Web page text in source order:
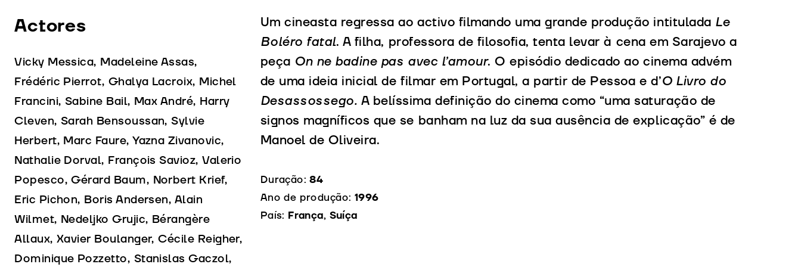
Actores
Vicky Messica, Madeleine Assas,
Frédéric Pierrot, Ghalya Lacroix, Michel
Francini, Sabine Bail, Max André, Harry
Cleven, Sarah Bensoussan, Sylvie
Herbert, Marc Faure, Yazna Zivanovic,
Nathalie Dorval, François Savioz, Valerio
Popesco, Gérard Baum, Norbert Krief,
Eric Pichon, Boris Andersen, Alain
Wilmet, Nedeljko Grujic, Bérangère
Allaux, Xavier Boulanger, Cécile Reigher,
Dominique Pozzetto, Stanislas Gaczol,
Um cineasta regressa ao activo filmando uma grande produção intitulada Le
Boléro fatal. A filha, professora de filosofia, tenta levar à cena em Sarajevo a
peça On ne badine pas avec l’amour. O episódio dedicado ao cinema advém
de uma ideia inicial de filmar em Portugal, a partir de Pessoa e d’O Livro do
Desassossego. A belíssima definição do cinema como “uma saturação de
signos magníficos que se banham na luz da sua ausência de explicação” é de
Manoel de Oliveira.
Duração:84
Ano de produção: 1996
País: França, Suíça